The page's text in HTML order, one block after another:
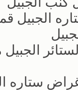
الجبيل
الجبيل
ستاره